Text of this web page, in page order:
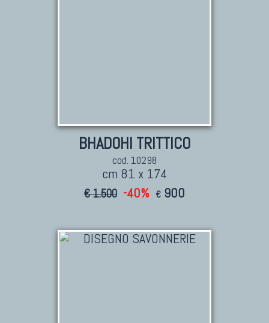
BHADOHI TRITTICO
cod. 10298
cm 81 x 174
€ 1.500 -40% € 900